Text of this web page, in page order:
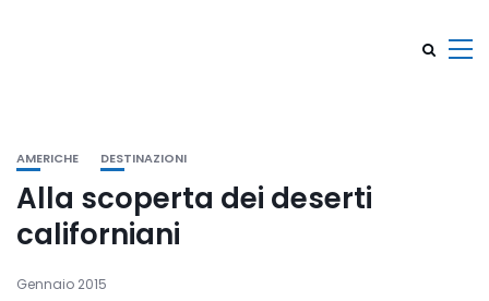
AMERICHE DESTINAZIONI
Alla scoperta dei deserti
californiani
Gennaio 2015